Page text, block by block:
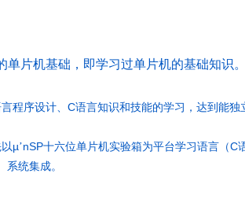
单片机基础，即学习过单片机的基础知识。
程序设计、 C语言知识和技能的学习，达到能独
µ’nSP十六位单片机实验箱为平台学习语言（C
系统集成。